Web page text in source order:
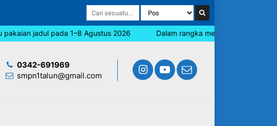
jadul pada 1–8 Agustus 2026 Dalam rangka memperingati Hari Jadi
0342-691969
smpn1talun@gmail.com